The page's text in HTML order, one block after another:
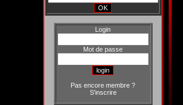
Login
Mot de passe
Pas encore membre ?
S'inscrire